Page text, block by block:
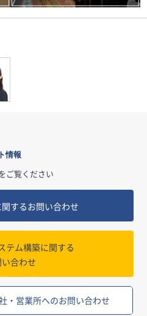
情報
ご覧ください
するお問い合わせ
テム構築に関する
合わせ
・営業所へのお問い合わせ